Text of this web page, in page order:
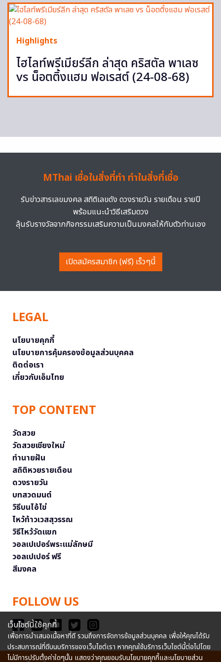
Highlights
ไฮไลท์พรีเมียร์ลีก ล่าสุด คริสตัล พาเลซ
vs น็อตติ้งแฮม ฟอเรสต์ (24-08-68)
MThai เชื่อในสิ่งที่ทำ ทำในสิ่งที่เชื่อ
รับข่าวสารเลขมงคล สถิติเลขดัง ดวงรายวัน รายเดือน รายปี
พร้อมแนะนำวิธีเสริมดวง
ลุ้นรับรางวัลจากกิจกรรมเสริมความเป็นมงคลให้กับตัวท่านเอง
เปิดสมัครสมาชิก (ฟรี) เร็วๆนี้
LEGAL
นโยบายคุกกี้
นโยบายการคุ้มครองข้อมูลส่วนบุคคล
ติดต่อเรา
เกี่ยวกับเอ็มไทย
TOP CONTENT
วัดสวย
วัดสวยเชียงใหม่
ทำนายฝัน
สถิติหวยรายเดือน
ดวงรายวัน
บทสวดมนต์
วิธีบนไอ้ไข่
ไหว้ท้าวเวสสุวรรณ
วิธีไหว้วัดแขก
วอลเปเปอร์พระแม่ลักษมี
วอลเปเปอร์ ฟรี
สีมงคล
FOLLOW US
เว็บไซต์นี้ใช้คุกกี้
เพื่อการนำเสนอเนื้อหาที่ดี รวมถึงการจัดการข้อมูลส่วนบุคคล เพื่อให้คุณได้รับ
ประสบการณ์ที่ดีบนบริการของเว็บไซต์เรา หากคุณใช้บริการเว็บไซต์นี้ต่อไปโดย
ไม่มีการปรับตั้งค่าใดๆนั้น แสดงว่าคุณยอมรับนโยบายคุกกี้และนโยบายส่วน